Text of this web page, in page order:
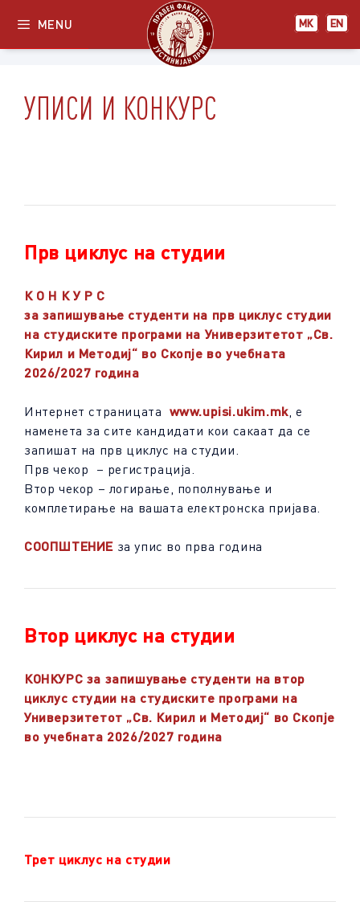
content
МК EN
MENU
УПИСИ И КОНКУРС
Прв циклус на студии
К О Н К У Р С
за запишување студенти на прв циклус студии
на студиските програми на Универзитетот „Св.
Кирил и Методиј“ во Скопје во учебната
2026/2027 година
Интернет страницата www.upisi.ukim.mk, е
наменета за сите кандидати кои сакаат да се
запишат на прв циклус на студии.
Прв чекор – регистрација.
Втор чекор – логирање, пополнување и
комплетирање на вашата електронска пријава.
СООПШТЕНИЕ за упис во прва година
Втор циклус на студии
КОНКУРС за запишување студенти на втор
циклус студии на студиските програми на
Универзитетот „Св. Кирил и Методиј“ во Скопје
во учебната 2026/2027 година
Трет циклус на студии